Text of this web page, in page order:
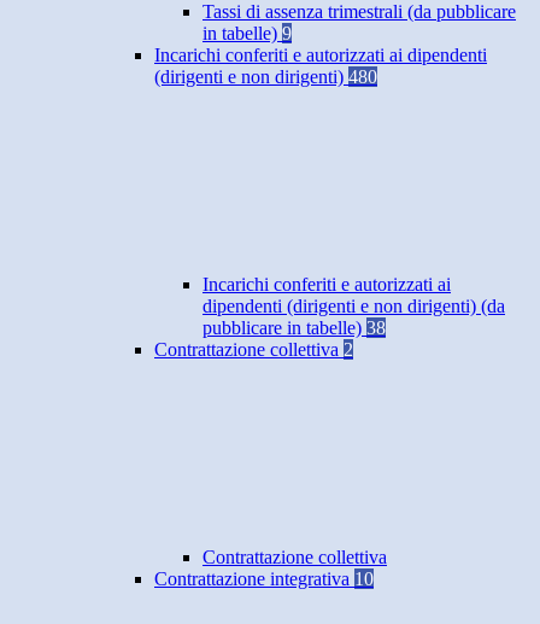
Tassi di assenza trimestrali (da pubblicare
in tabelle) 9
Incarichi conferiti e autorizzati ai dipendenti
(dirigenti e non dirigenti) 480
Incarichi conferiti e autorizzati ai
dipendenti (dirigenti e non dirigenti) (da
pubblicare in tabelle) 38
Contrattazione collettiva 2
Contrattazione collettiva
Contrattazione integrativa 10